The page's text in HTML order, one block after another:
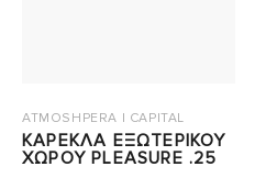
ATMOSHPERA | CAPITAL
ΚΑΡΕΚΛΑ ΕΞΩΤΕΡΙΚΟΥ
ΧΩΡΟΥ PLEASURE .25